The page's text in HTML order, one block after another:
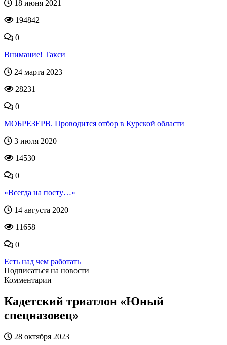
18 июня 2021
194842
0
Внимание! Такси
24 марта 2023
28231
0
МОБРЕЗЕРВ. Проводится отбор в Курской области
3 июля 2020
14530
0
«Всегда на посту…»
14 августа 2020
11658
0
Есть над чем работать
Подписаться на новости
Комментарии
Кадетский триатлон «Юный
спецназовец»
28 октября 2023